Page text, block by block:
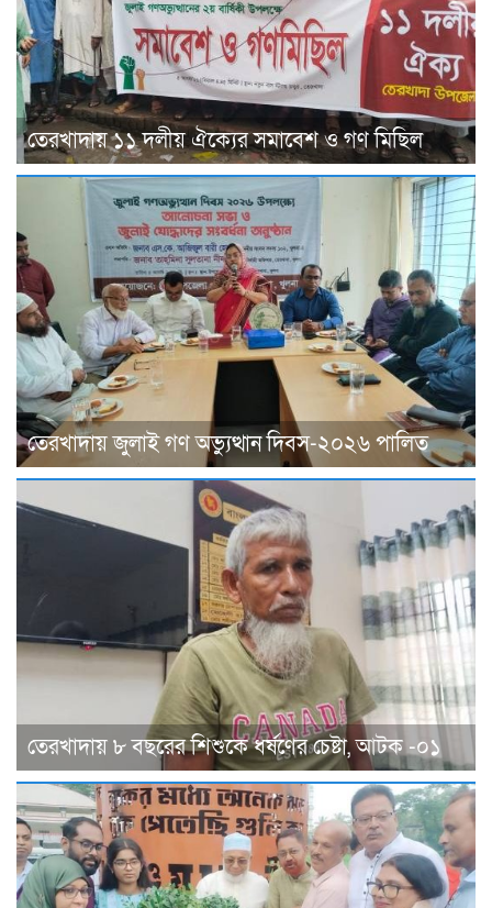
তেরখাদায় ১১ দলীয় ঐক্যের সমাবেশ ও গণ মিছিল
তেরখাদায় জুলাই গণ অভ্যুত্থান দিবস-২০২৬ পালিত
তেরখাদায় ৮ বছরের শিশুকে ধর্ষণের চেষ্টা, আটক -০১